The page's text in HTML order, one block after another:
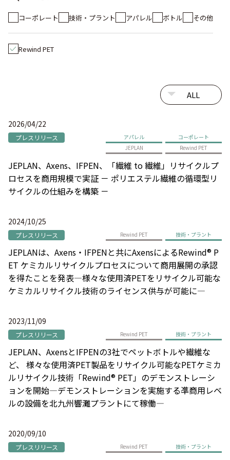
コーポレート 技術・プラント アパレル ボトル その他
Rewind PET
2026/04/22
プレスリリース アパレル
コーポレート
JEPLAN
Rewind PET
JEPLAN、Axens、IFPEN、「繊維 to 繊維」リサイクルプ
ロセスを商用規模で実証 － ポリエステル繊維の循環型リ
サイクルの仕組みを構築 －
2024/10/25
プレスリリース Rewind PET 技術・プラント
JEPLANは、Axens・IFPENと共にAxensによるRewind® P
ET ケミカルリサイクルプロセスについて商用展開の承認
を得たことを発表―様々な使用済PETをリサイクル可能な
ケミカルリサイクル技術のライセンス供与が可能に―
2023/11/09
プレスリリース Rewind PET 技術・プラント
JEPLAN、AxensとIFPENの3社でペットボトルや繊維な
ど、 様々な使用済PET製品をリサイクル可能なPETケミカ
ルリサイクル技術「Rewind® PET」のデモンストレーシ
ョンを開始―デモンストレーションを実施する凖商用レベ
ルの設備を北九州響灘プラントにて稼働―
2020/09/10
プレスリリース Rewind PET 技術・プラント